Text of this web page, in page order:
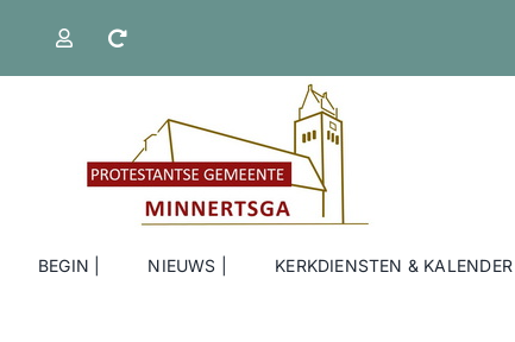
inhoud
BEGIN | NIEUWS | KERKDIENSTEN & KALENDER |